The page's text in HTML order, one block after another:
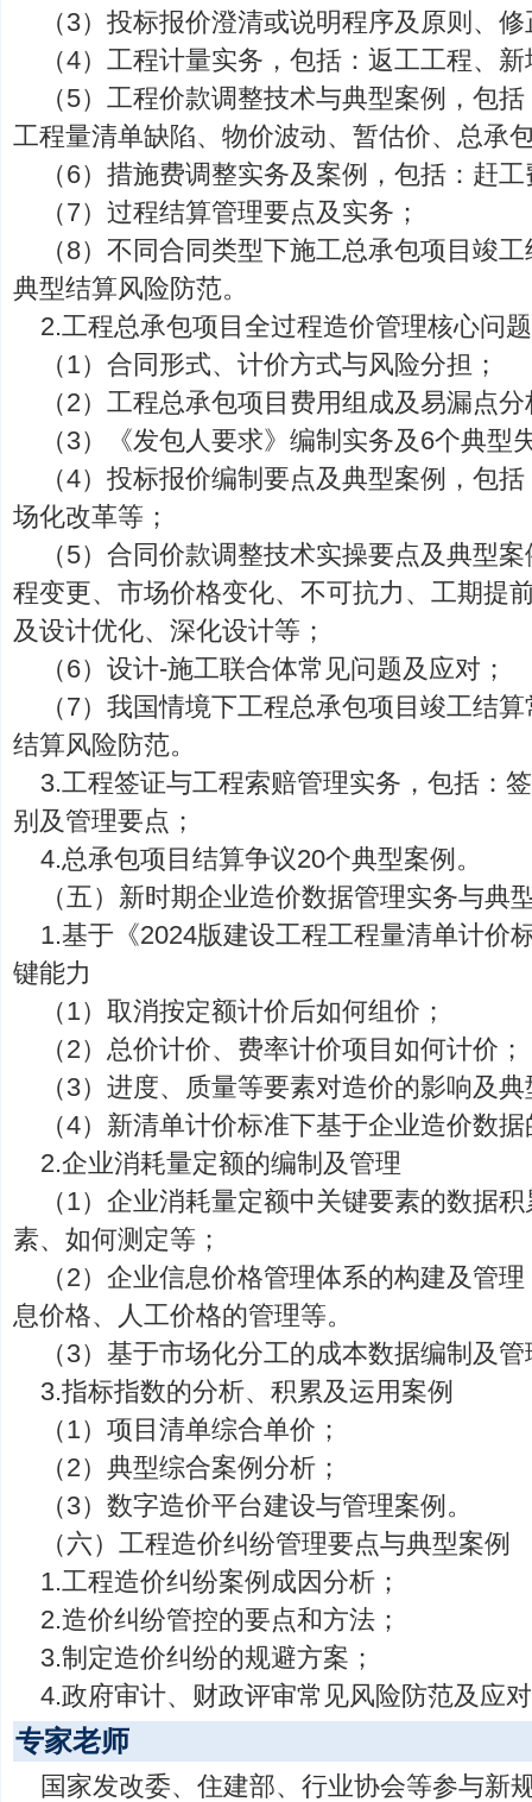
（3）投标报价澄清或说明程序及原则、
（4）工程计量实务，包括：返工工程、
（5）工程价款调整技术与典型案例，包
工程量清单缺陷、物价波动、暂估价、总承
（6）措施费调整实务及案例，包括：赶
（7）过程结算管理要点及实务；
（8）不同合同类型下施工总承包项目竣
典型结算风险防范。
2.工程总承包项目全过程造价管理核心问
（1）合同形式、计价方式与风险分担；
（2）工程总承包项目费用组成及易漏点
（3）《发包人要求》编制实务及6个典型
（4）投标报价编制要点及典型案例，包
场化改革等；
（5）合同价款调整技术实操要点及典型
程变更、市场价格变化、不可抗力、工期提
及设计优化、深化设计等；
（6）设计-施工联合体常见问题及应对；
（7）我国情境下工程总承包项目竣工结
结算风险防范。
3.工程签证与工程索赔管理实务，包括：
别及管理要点；
4.总承包项目结算争议20个典型案例。
（五）新时期企业造价数据管理实务与典
1.基于《2024版建设工程工程量清单计价
键能力
（1）取消按定额计价后如何组价；
（2）总价计价、费率计价项目如何计价；
（3）进度、质量等要素对造价的影响及
（4）新清单计价标准下基于企业造价数
2.企业消耗量定额的编制及管理
（1）企业消耗量定额中关键要素的数据
素、如何测定等；
（2）企业信息价格管理体系的构建及管
息价格、人工价格的管理等。
（3）基于市场化分工的成本数据编制及管
3.指标指数的分析、积累及运用案例
（1）项目清单综合单价；
（2）典型综合案例分析；
（3）数字造价平台建设与管理案例。
（六）工程造价纠纷管理要点与典型案例
1.工程造价纠纷案例成因分析；
2.造价纠纷管控的要点和方法；
3.制定造价纠纷的规避方案；
4.政府审计、财政评审常见风险防范及应
专家老师
国家发改委、住建部、行业协会等参与新